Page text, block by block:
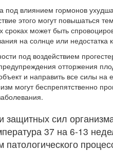
влиянием гормонов
этого могут повышаться
может быть
на солнце или
под воздействием
отторжения
и направить все силы на
могут беспрепятственно
защитных сил
37 на 6-13